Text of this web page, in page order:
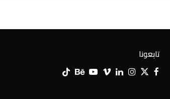
تابعونا
Facebook
X
Instagram
LinkedIn
Vimeo
YouTube
Behance
Tiktok